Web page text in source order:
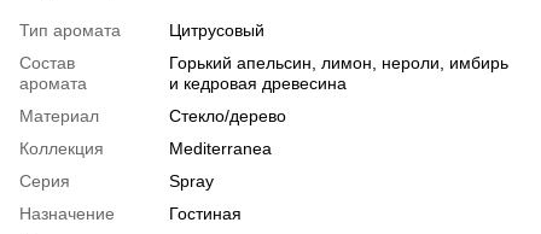
Тип аромата
Цитрусовый
Состав
аромата
Горький апельсин, лимон, нероли, имбирь
и кедровая древесина
Материал
Стекло/дерево
Коллекция
Mediterranea
Серия
Spray
Назначение
Гостиная